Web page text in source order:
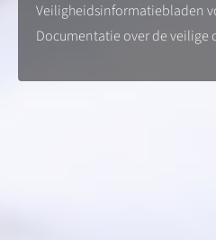
Veiligheidsinformatiebladen
Documentatie over de veilige